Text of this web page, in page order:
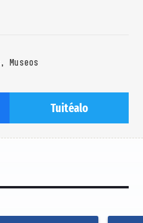
, Museos
Tuitéalo